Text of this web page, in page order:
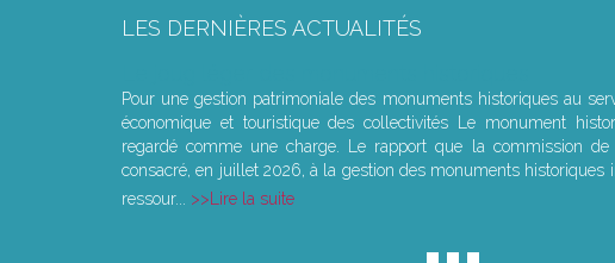
LES DERNIÈRES ACTUALITÉS
Pour une gestion patrimoniale des monuments historiques au
économique et touristique des collectivités Le monument
regardé comme une charge. Le rapport que la commission
consacré, en juillet 2026, à la gestion des monuments historiques
ressour...
Lire la suite